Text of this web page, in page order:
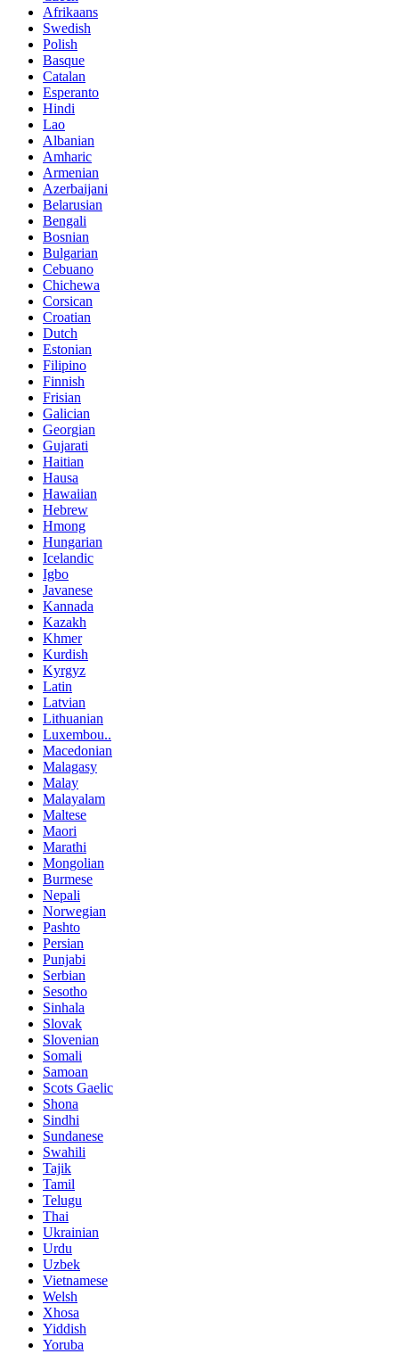
Afrikaans
Swedish
Polish
Basque
Catalan
Esperanto
Hindi
Lao
Albanian
Amharic
Armenian
Azerbaijani
Belarusian
Bengali
Bosnian
Bulgarian
Cebuano
Chichewa
Corsican
Croatian
Dutch
Estonian
Filipino
Finnish
Frisian
Galician
Georgian
Gujarati
Haitian
Hausa
Hawaiian
Hebrew
Hmong
Hungarian
Icelandic
Igbo
Javanese
Kannada
Kazakh
Khmer
Kurdish
Kyrgyz
Latin
Latvian
Lithuanian
Luxembou..
Macedonian
Malagasy
Malay
Malayalam
Maltese
Maori
Marathi
Mongolian
Burmese
Nepali
Norwegian
Pashto
Persian
Punjabi
Serbian
Sesotho
Sinhala
Slovak
Slovenian
Somali
Samoan
Scots Gaelic
Shona
Sindhi
Sundanese
Swahili
Tajik
Tamil
Telugu
Thai
Ukrainian
Urdu
Uzbek
Vietnamese
Welsh
Xhosa
Yiddish
Yoruba